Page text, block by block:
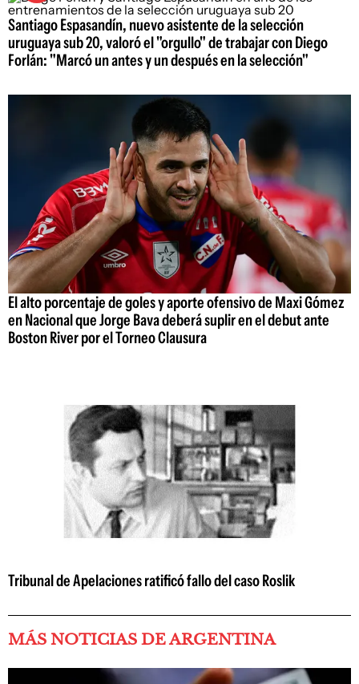
Santiago Espasandín, nuevo asistente de la selección
uruguaya sub 20, valoró el "orgullo" de trabajar con Diego
Forlán: "Marcó un antes y un después en la selección"
El alto porcentaje de goles y aporte ofensivo de Maxi Gómez
en Nacional que Jorge Bava deberá suplir en el debut ante
Boston River por el Torneo Clausura
Tribunal de Apelaciones ratificó fallo del caso Roslik
MÁS NOTICIAS DE ARGENTINA